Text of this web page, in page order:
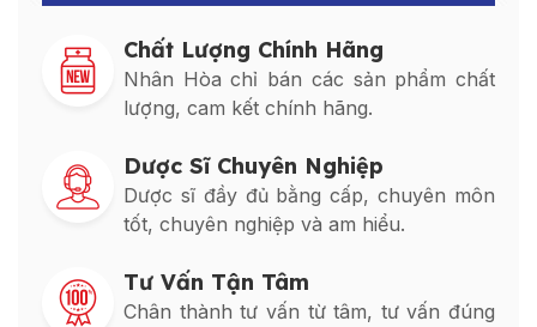
Chất Lượng Chính Hãng
Nhân Hòa chỉ bán các sản phẩm chất
lượng, cam kết chính hãng.
Dược Sĩ Chuyên Nghiệp
Dược sĩ đầy đủ bằng cấp, chuyên môn
tốt, chuyên nghiệp và am hiểu.
Tư Vấn Tận Tâm
Chân thành tư vấn từ tâm, tư vấn đúng